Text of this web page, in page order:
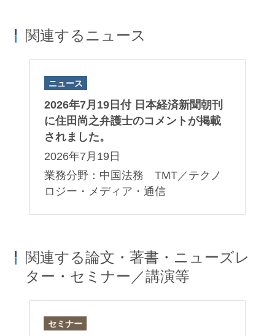
関連するニュース
ニュース
2026年7月19日付 日本経済新聞朝刊
に住田尚之弁護士のコメントが掲載
されました。
2026年7月19日
業務分野：中国法務 TMT／テクノ
ロジー・メディア・通信
関連する論文・著書・ニューズレ
ター・セミナー／講演等
セミナー